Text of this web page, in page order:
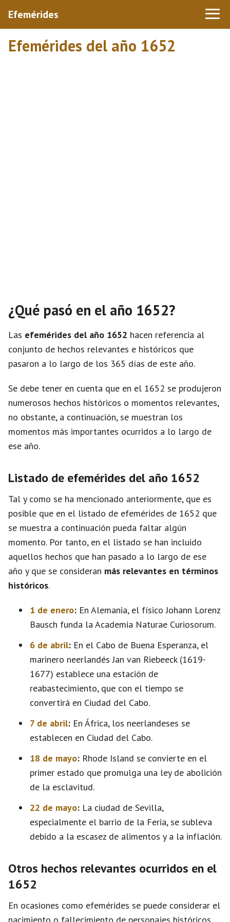
Efemérides
Efemérides del año 1652
¿Qué pasó en el año 1652?
Las efemérides del año 1652 hacen referencia al
conjunto de hechos relevantes e históricos que
pasaron a lo largo de los 365 días de este año.
Se debe tener en cuenta que en el 1652 se produjeron
numerosos hechos históricos o momentos relevantes,
no obstante, a continuación, se muestran los
momentos más importantes ocurridos a lo largo de
ese año.
Listado de efemérides del año 1652
Tal y como se ha mencionado anteriormente, que es
posible que en el listado de efemérides de 1652 que
se muestra a continuación pueda faltar algún
momento. Por tanto, en el listado se han incluido
aquellos hechos que han pasado a lo largo de ese
año y que se consideran más relevantes en términos
históricos.
1 de enero: En Alemania, el físico Johann Lorenz
Bausch funda la Academia Naturae Curiosorum.
6 de abril: En el Cabo de Buena Esperanza, el
marinero neerlandés Jan van Riebeeck (1619-
1677) establece una estación de
reabastecimiento, que con el tiempo se
convertirá en Ciudad del Cabo.
7 de abril: En África, los neerlandeses se
establecen en Ciudad del Cabo.
18 de mayo: Rhode Island se convierte en el
primer estado que promulga una ley de abolición
de la esclavitud.
22 de mayo: La ciudad de Sevilla,
especialmente el barrio de la Feria, se subleva
debido a la escasez de alimentos y a la inflación.
Otros hechos relevantes ocurridos en el
1652
En ocasiones como efemérides se puede considerar el